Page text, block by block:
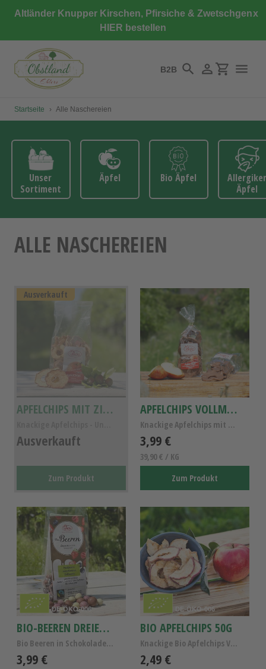
zumAltländer Knupper Kirschen, Pfirsiche & Zwetschgen
HIER bestellen
x
B2B SuchenEinloggen
Startseite › Alle Naschereien
Unser
Sortiment
Äpfel Bio Äpfel
Äpfel
ALLE NASCHEREIEN
Ausverkauft
APFELCHIPS MIT ZIMT 90G
Ausverkauft
Zum Produkt
APFELCHIPS VOLLMILCH SCHOKOLADE 100G
Knackige Apfelchips mit Vollmilch - Schokolade - U...
3,99 €
39,90 € / KG
Zum Produkt
DE-ÖKO-006
BIO-BEEREN DREIERLEI 90G
Bio Beeren in Schokolade - Unbehandelt schonend ge...
3,99 €
DE-ÖKO-006
BIO APFELCHIPS 50G
Knackige Bio Apfelchips Vegan - Unbehandelt schone...
2,49 €